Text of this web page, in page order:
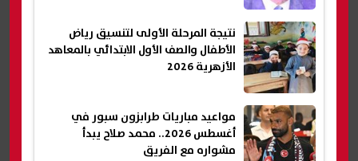
نتيجة المرحلة الأولى لتنسيق رياض
الأطفال والصف الأول الابتدائي بالمعاهد
الأزهرية 2026
مواعيد مباريات طرابزون سبور في
أغسطس 2026.. محمد صلاح يبدأ
مشواره مع الفريق